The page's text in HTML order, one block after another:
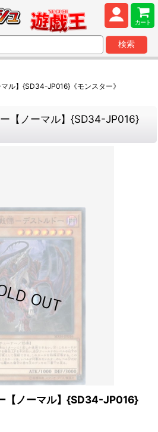
カート
検索
ル】{SD34-JP016}《モンスター》
【ノーマル】{SD34-JP016}
【ノーマル】{SD34-JP016}